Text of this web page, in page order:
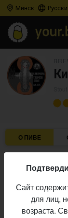
Минск
О ПИВЕ
Пивоварня:
Алкоголь:
Начало
выпуска:
Сайт
для лиц,
возраста.